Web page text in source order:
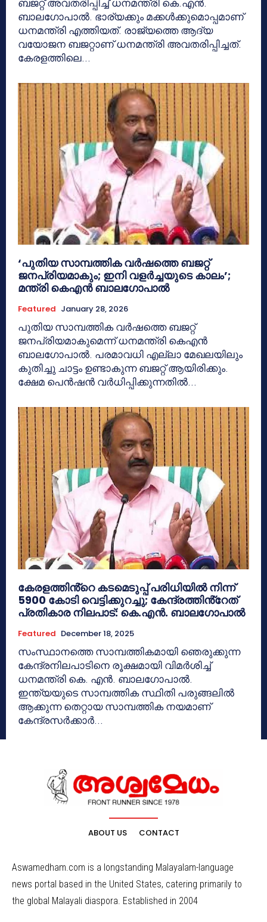
ബജറ്റ് അവതരിപ്പിച്ച് ധനമന്ത്രി കെ.എന്‍.
ബാലഗോപാല്‍. ഭാര്യക്കും മക്കള്‍ക്കുമൊപ്പമാണ്
ധനമന്ത്രി എത്തിയത്. രാജ്യത്തെ ആദ്യ
വയോജന ബജറ്റാണ് ധനമന്ത്രി അവതരിപ്പിച്ചത്.
കേരളത്തിലെ...
‘പുതിയ സാമ്പത്തിക വർഷത്തെ ബജറ്റ്
ജനപ്രിയമാകും; ഇനി വളർച്ചയുടെ കാലം’;
മന്ത്രി കെഎൻ ബാല​ഗോപാൽ
Featured January 28, 2026
പുതിയ സാമ്പത്തിക വർഷത്തെ ബജറ്റ്
ജനപ്രിയമാകുമെന്ന് ധനമന്ത്രി കെഎൻ
ബാലഗോപാൽ. പരമാവധി എല്ലാ മേഖലയിലും
കുതിച്ചു ചാട്ടം ഉണ്ടാകുന്ന ബജറ്റ് ആയിരിക്കും.
ക്ഷേമ പെൻഷൻ വർധിപ്പിക്കുന്നതിൽ...
കേരളത്തിൻ്റെ കടമെടുപ്പ് പരിധിയിൽ നിന്ന്
5900 കോടി വെട്ടിക്കുറച്ചു; കേന്ദ്രത്തിൻ്റേത്
പ്രതികാര നിലപാട്: കെ.എൻ. ബാലഗോപാൽ
Featured December 18, 2025
സംസ്ഥാനത്തെ സാമ്പത്തികമായി ഞെരുക്കുന്ന
കേന്ദ്രനിലപാടിനെ രൂക്ഷമായി വിമർശിച്ച്
ധനമന്ത്രി കെ. എൻ. ബാലഗോപാൽ.
ഇന്ത്യയുടെ സാമ്പത്തിക സ്ഥിതി പരുങ്ങലിൽ
ആക്കുന്ന തെറ്റായ സാമ്പത്തിക നയമാണ്
കേന്ദ്രസർക്കാർ...
ABOUT US CONTACT
Aswamedham.com is a longstanding Malayalam-language
news portal based in the United States, catering primarily to
the global Malayali diaspora. Established in 2004